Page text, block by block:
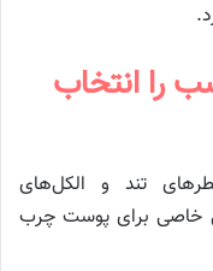
را انتخاب
تند و الکل‌های
خاصی برای پوست چرب